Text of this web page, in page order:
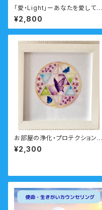
「愛・Light」ーあなたを愛して許
して自己愛を高めるエッセンス
ー 瞑想音声ガイド付き マリ
アウォーターエッセンス・シング
¥2,800
お部屋の浄化・プロテクション
「マリアヒーリングアート」【春・ト
ランスフォーメーション】
¥2,300